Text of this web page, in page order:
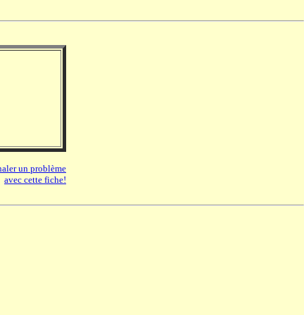
un problème
avec cette fiche!